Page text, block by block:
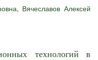
, Вячеславов Алексей
технологий в